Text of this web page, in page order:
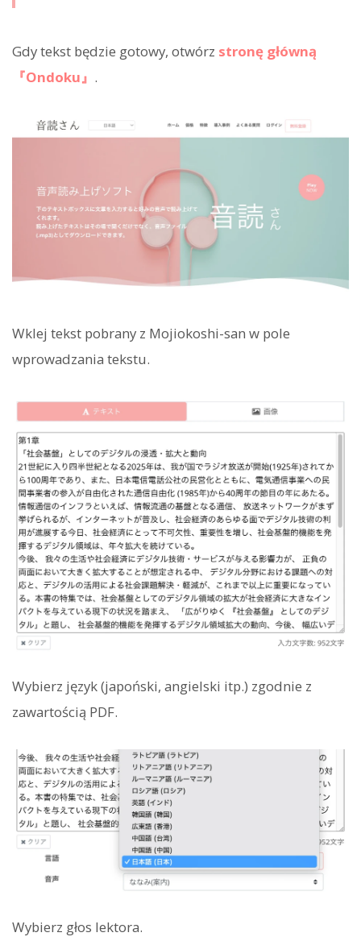
Gdy tekst będzie gotowy, otwórz stronę główną
『Ondoku』 .
Wklej tekst pobrany z Mojiokoshi-san w pole
wprowadzania tekstu.
Wybierz język (japoński, angielski itp.) zgodnie z
zawartością PDF.
Wybierz głos lektora.